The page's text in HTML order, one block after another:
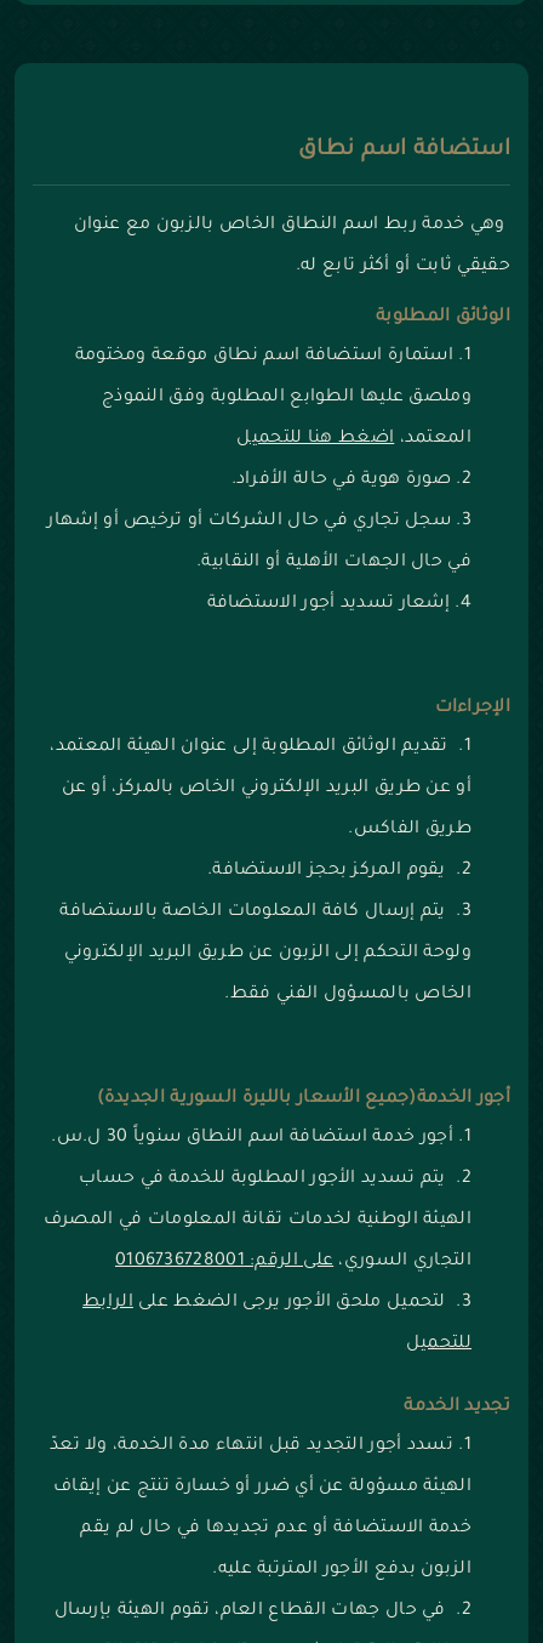
استضافة اسم نطاق
وهي خدمة ربط اسم النطاق الخاص بالزبون مع عنوان
حقيقي ثابت أو أكثر تابع له.
الوثائق المطلوبة
استمارة استضافة اسم نطاق موقعة ومختومة
وملصق عليها الطوابع المطلوبة وفق النموذج
المعتمد،اضغط هنا للتحميل
صورة هوية في حالة الأفراد.
سجل تجاري في حال الشركات أو ترخيص أو إشهار
في حال الجهات الأهلية أو النقابية.
إشعار تسديد أجور الاستضافة
الإجراءات
تقديم الوثائق المطلوبة إلى عنوان الهيئة المعتمد،
أو عن طريق البريد الإلكتروني الخاص بالمركز، أو عن
طريق الفاكس.
يقوم المركز بحجز الاستضافة.
يتم إرسال كافة المعلومات الخاصة بالاستضافة
ولوحة التحكم إلى الزبون عن طريق البريد الإلكتروني
الخاص بالمسؤول الفني فقط.
أجور الخدمة(جميع الأسعار بالليرة السورية الجديدة)
أجور خدمة استضافة اسم النطاق سنوياً 30 ل.س.
يتم تسديد الأجور المطلوبة للخدمة في حساب
الهيئة الوطنية لخدمات تقانة المعلومات في المصرف
التجاري السوري،على الرقم: 0106736728001
لتحميل ملحق الأجور يرجى الضغط علىالرابط
للتحميل
تجديد الخدمة
تسدد أجور التجديد قبل انتهاء مدة الخدمة، ولا تعدّ
الهيئة مسؤولة عن أي ضرر أو خسارة تنتج عن إيقاف
خدمة الاستضافة أو عدم تجديدها في حال لم يقم
الزبون بدفع الأجور المترتبة عليه.
في حال جهات القطاع العام، تقوم الهيئة بإرسال